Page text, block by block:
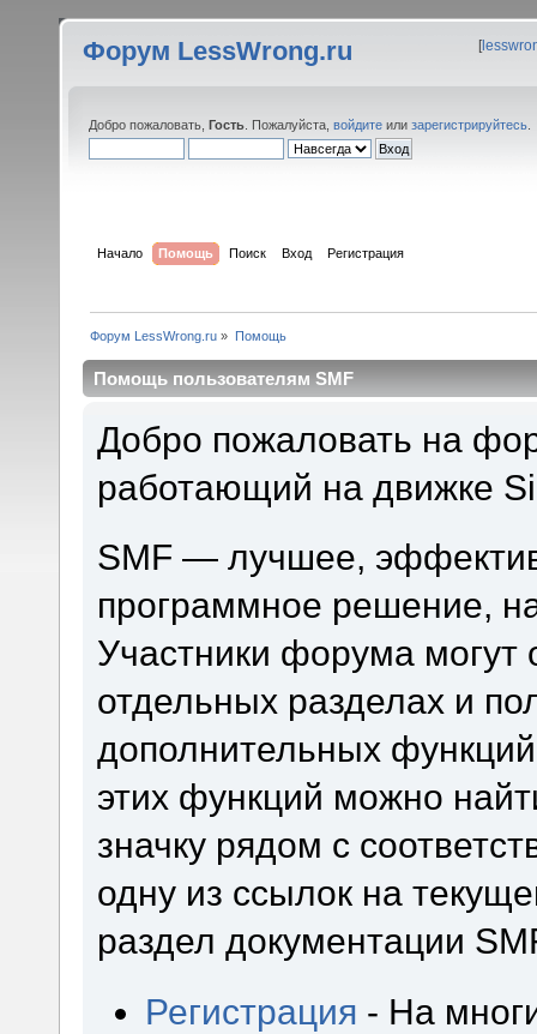
Форум LessWrong.ru [
Добро пожаловать, Гость . Пожалуйста, войдите или зарегистрируйтесь
Начало Помощь Поиск Вход Регистрация
Форум LessWrong.ru » Помощь
Помощь пользователям SMF
Добро пожаловать на
работающий на движке
SMF — лучшее,
программное решение,
Участники форума
отдельных разделах и
дополнительных
этих функций можно
значку рядом с
одну из ссылок на
раздел документации
Регистрация - На